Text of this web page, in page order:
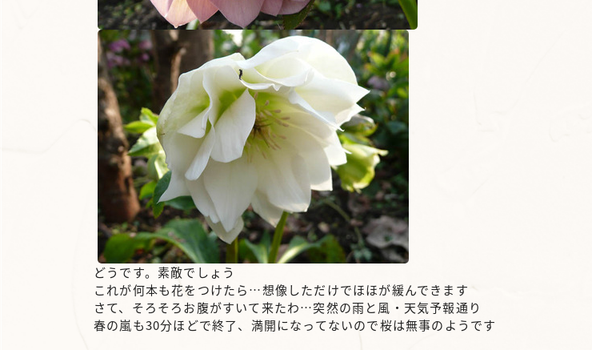
どうです。素敵でしょう
これが何本も花をつけたら…想像しただけでほほが緩んできます
さて、そろそろお腹がすいて来たわ…突然の雨と風・天気予報通り
春の嵐も30分ほどで終了、満開になってないので桜は無事のようです